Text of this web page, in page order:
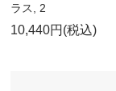
ラス, 2
10,440円(税込)